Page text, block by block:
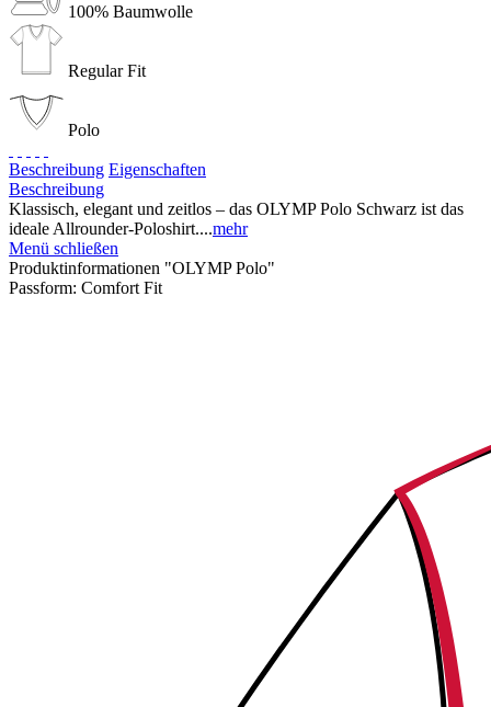
100% Baumwolle
Regular Fit
Polo
Beschreibung Eigenschaften
Beschreibung
Klassisch, elegant und zeitlos – das OLYMP Polo Schwarz ist das
ideale Allrounder-Poloshirt....mehr
Menü schließen
Produktinformationen "OLYMP Polo"
Passform: Comfort Fit